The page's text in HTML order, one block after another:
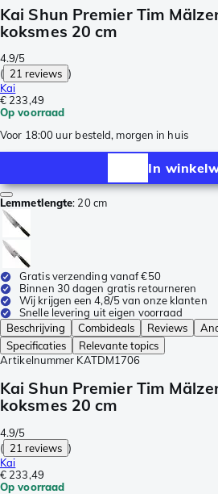
Kai Shun Premier Tim
koksmes 20 cm
4.9/5
( 21 reviews )
Kai
€ 233,49
Op voorraad
Voor 18:00 uur besteld, morgen in huis
In
Lemmetlengte: 20 cm
Gratis verzending vanaf €50
Binnen 30 dagen gratis retourneren
Wij krijgen een 4,8/5 van onze klanten
Snelle levering uit eigen voorraad
Beschrijving
Combideals Reviews
Specificaties
Relevante topics
Artikelnummer KATDM1706
Kai Shun Premier Tim
koksmes 20 cm
4.9/5
( 21 reviews )
Kai
€ 233,49
Op voorraad